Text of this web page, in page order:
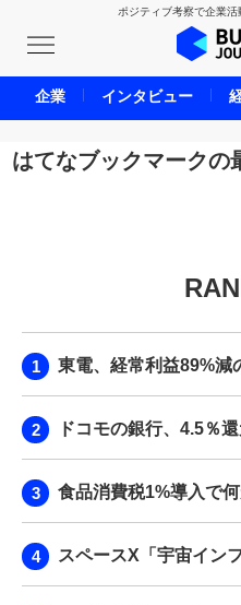
ポジティブ考察で企業
BUSINESS
UNICORN
CARBON
LIFE
BPaaS
はてなブックマークの
東電、経常利益89%減
ドコモの銀行、4.5％
食品消費税1%導入で
スペースX「宇宙イン
企業 インタビュー